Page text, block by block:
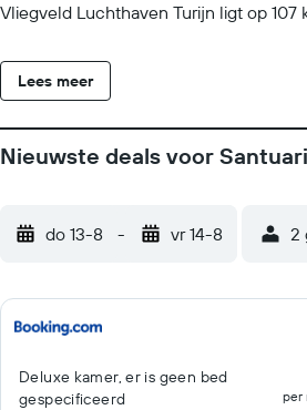
Vliegveld Luchthaven Turijn ligt op 107
Lees meer
Nieuwste deals voor
do 13-8 - vr 14-8 2
Deluxe kamer, er is geen bed
gespecificeerd
per